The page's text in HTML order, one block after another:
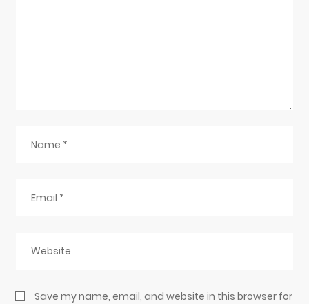
Save my name, email, and website in this browser for